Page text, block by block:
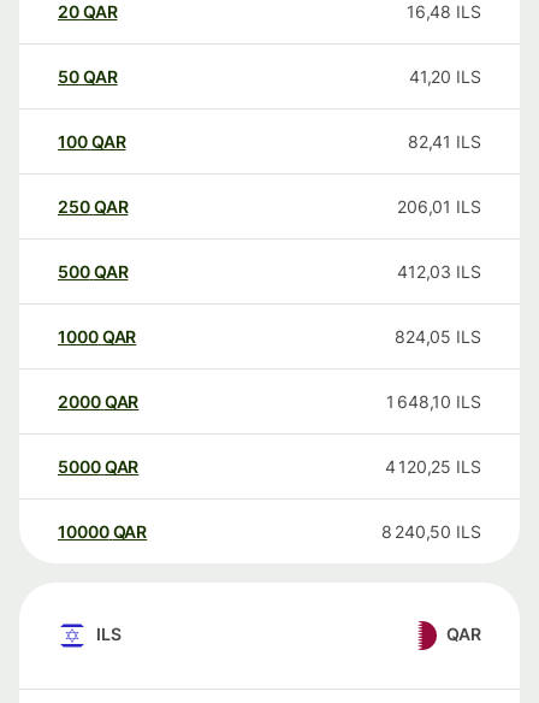
20QAR 16,48 ILS
50QAR 41,20 ILS
100QAR 82,41 ILS
250QAR 206,01 ILS
500QAR 412,03 ILS
1000QAR 824,05 ILS
2000QAR 1 648,10 ILS
5000QAR 4 120,25 ILS
10000 QAR 8 240,50 ILS
ILS QAR